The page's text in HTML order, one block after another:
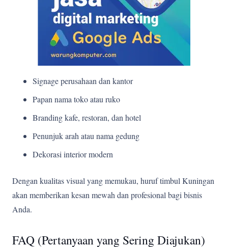
Signage perusahaan dan kantor
Papan nama toko atau ruko
Branding kafe, restoran, dan hotel
Penunjuk arah atau nama gedung
Dekorasi interior modern
Dengan kualitas visual yang memukau, huruf timbul Kuningan
akan memberikan kesan mewah dan profesional bagi bisnis
Anda.
FAQ (Pertanyaan yang Sering Diajukan)